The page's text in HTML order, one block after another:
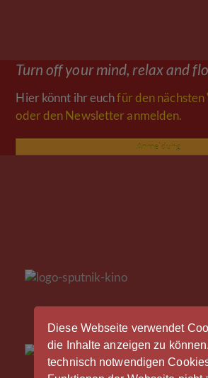
Diese Webseite verwendet
die Inhalte anzeigen zu
technisch notwendigen
Turn off your mind, relax and
Hier könnt ihr euchfür den
oder den Newsletter anmelden.
Anmeldung